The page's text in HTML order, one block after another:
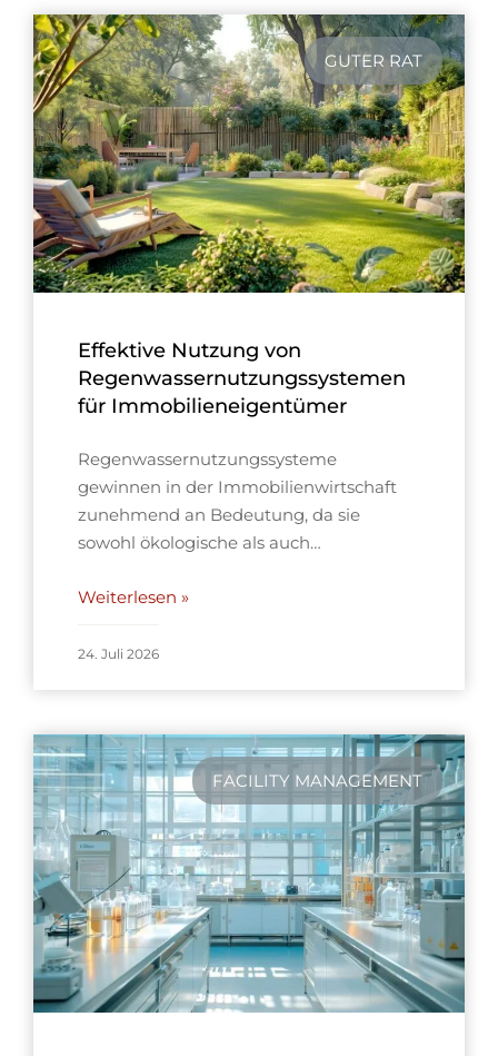
GUTER RAT
Effektive Nutzung von
Regenwassernutzungssystemen
für Immobilieneigentümer
Regenwassernutzungssysteme
gewinnen in der Immobilienwirtschaft
zunehmend an Bedeutung, da sie
sowohl ökologische als auch…
Weiterlesen »
24. Juli 2026
FACILITY MANAGEMENT